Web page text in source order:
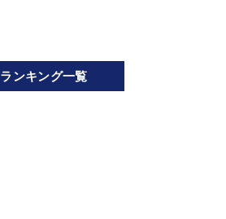
ランキング一覧